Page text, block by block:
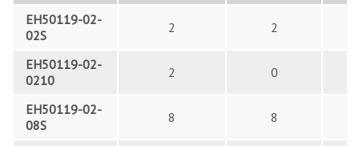
EH50119-02-
02S
2 2
EH50119-02-
0210
2 0
EH50119-02-
08S
8 8